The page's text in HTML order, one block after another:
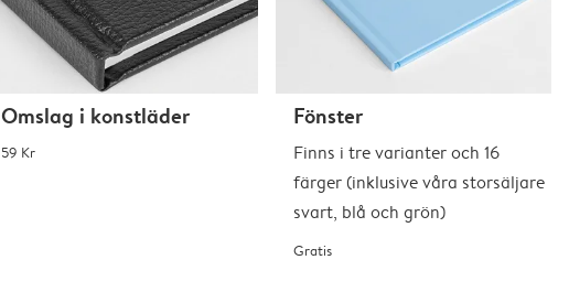
Omslag i konstläder
59 Kr
Fönster
Finns i tre varianter och 16
färger (inklusive våra storsäljare
svart, blå och grön)
Gratis